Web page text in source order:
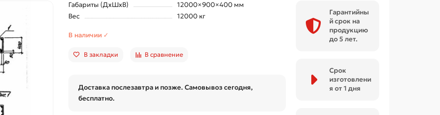
Габариты (ДхШхВ)
12000×900×400 мм
Вес
12000 кг
В наличии ✓
В закладки В сравнение
Доставка послезавтра и позже. Самовывоз сегодня,
бесплатно.
Гарантийны
й срок на
продукцию
до 5 лет.
Срок
изготовлени
я от 1 дня